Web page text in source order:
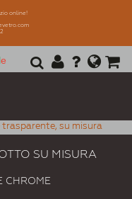
online!
e
su misura
SU MISURA
CHROME